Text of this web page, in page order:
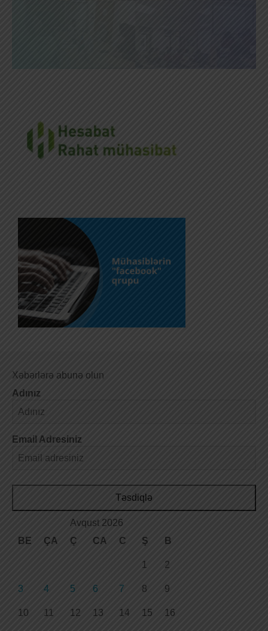
Xəbərlərə abunə olun
Adınız
Email Adresiniz
Təsdiqlə
Avqust 2026
BE
ÇA Ç CA C Ş B
1 2
3 4 5 6 7 8 9
10 11 12 13 14 15 16